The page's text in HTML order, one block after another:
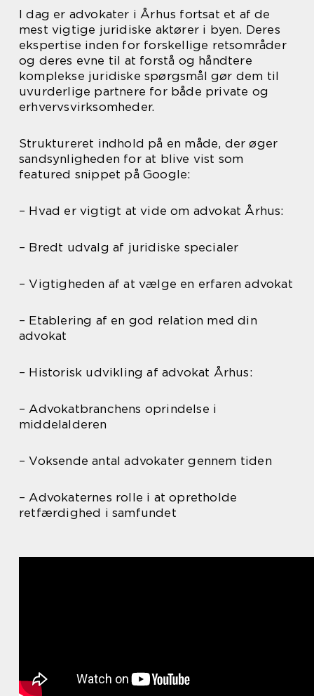
I dag er advokater i Århus fortsat et af de
mest vigtige juridiske aktører i byen. Deres
ekspertise inden for forskellige retsområder
og deres evne til at forstå og håndtere
komplekse juridiske spørgsmål gør dem til
uvurderlige partnere for både private og
erhvervsvirksomheder.
Struktureret indhold på en måde, der øger
sandsynligheden for at blive vist som
featured snippet på Google:
– Hvad er vigtigt at vide om advokat Århus:
– Bredt udvalg af juridiske specialer
– Vigtigheden af at vælge en erfaren advokat
– Etablering af en god relation med din
advokat
– Historisk udvikling af advokat Århus:
– Advokatbranchens oprindelse i
middelalderen
– Voksende antal advokater gennem tiden
– Advokaternes rolle i at opretholde
retfærdighed i samfundet